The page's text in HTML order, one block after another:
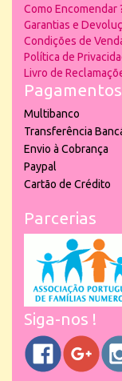
Como Encomendar
Garantias e
Condições de
Política de
Livro de
Pagamentos
Multibanco
Transferência
Envio à Cobrança
Paypal
Cartão de Crédito
Parcerias
Siga-nos !